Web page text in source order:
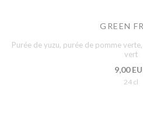
GREEN
Purée de yuzu, purée de pomme
vert
9,00
24 cl